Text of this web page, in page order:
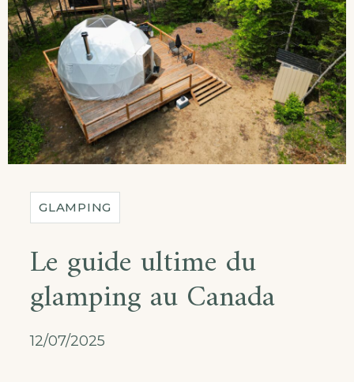
GLAMPING
Le guide ultime du
glamping au Canada
12/07/2025